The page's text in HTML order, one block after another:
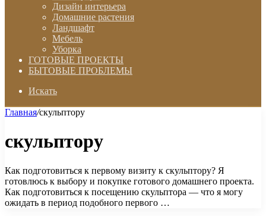
Дизайн интерьера
Домашние растения
Ландшафт
Мебель
Уборка
ГОТОВЫЕ ПРОЕКТЫ
БЫТОВЫЕ ПРОБЛЕМЫ
Искать
Главная/скульптору
скульптору
Как подготовиться к первому визиту к скульптору? Я
готовлюсь к выбору и покупке готового домашнего проекта.
Как подготовиться к посещению скульптора — что я могу
ожидать в период подобного первого …